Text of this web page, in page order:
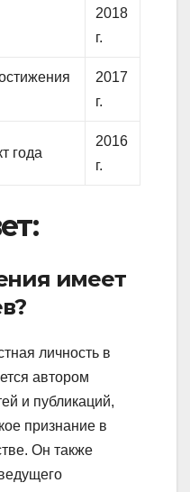
2018
г.
2017
г.
года
2016
г.
имеет
личность в
автором
и публикаций,
признание в
Он также